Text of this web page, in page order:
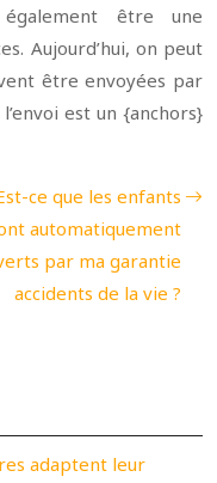
être une
Aujourd’hui, on peut
être envoyées par
est un {anchors}
ce que les enfants
automatiquement
par ma garantie
accidents de la vie ?
adaptent leur